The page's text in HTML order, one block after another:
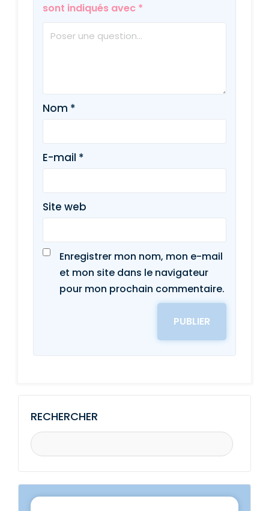
sont indiqués avec *
Nom *
E-mail *
Site web
Enregistrer mon nom, mon e-mail
et mon site dans le navigateur
pour mon prochain commentaire.
RECHERCHER